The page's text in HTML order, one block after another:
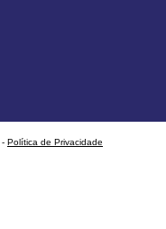
- Política de Privacidade